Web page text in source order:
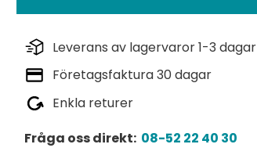
Leverans av lagervaror 1-3 dagar
Företagsfaktura 30 dagar
Enkla returer
Fråga oss direkt: 08-52 22 40 30